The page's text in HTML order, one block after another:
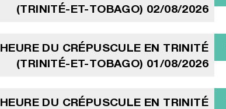
(TRINITÉ-ET-TOBAGO) 02/08/2026
HEURE DU CRÉPUSCULE EN TRINITÉ
(TRINITÉ-ET-TOBAGO) 01/08/2026
HEURE DU CRÉPUSCULE EN TRINITÉ